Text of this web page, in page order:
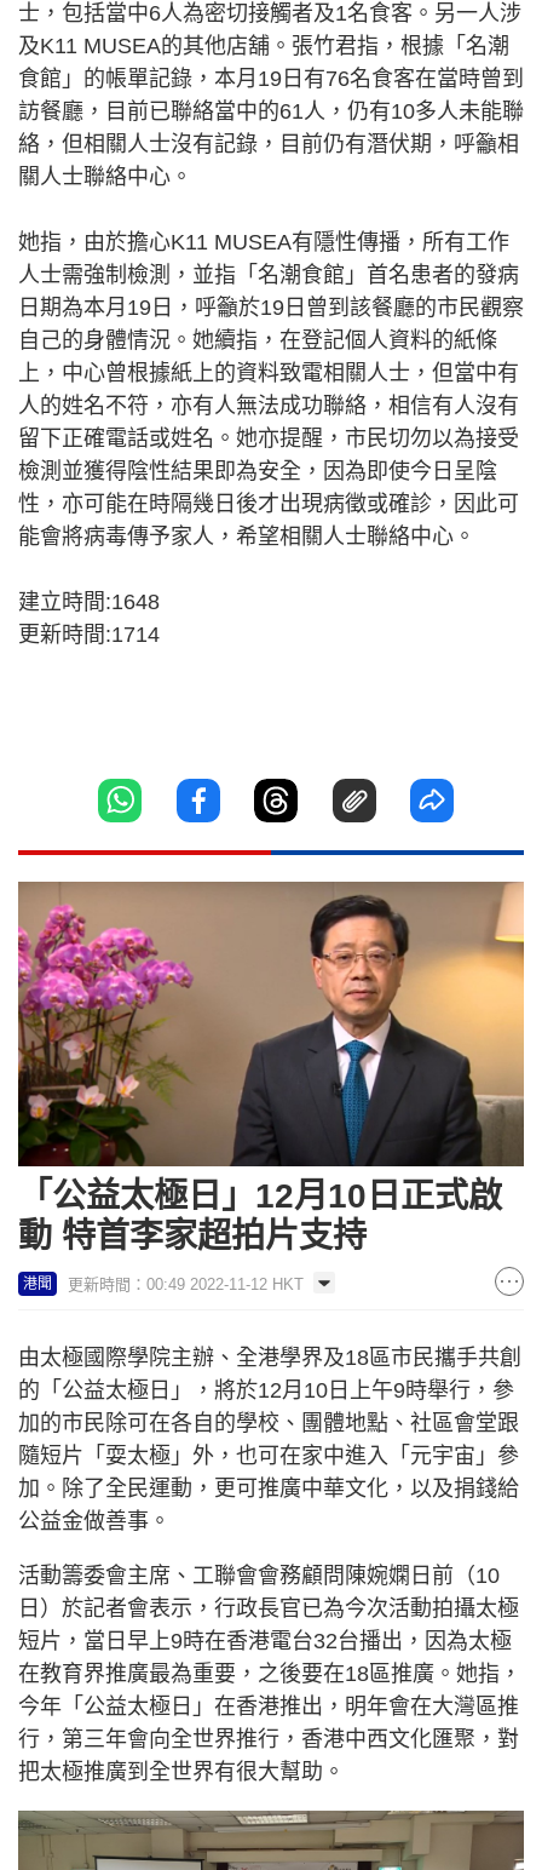
士，包括當中6人為密切接觸者及1名食客。另一人涉
及K11 MUSEA的其他店舖。張竹君指，根據「名潮
食館」的帳單記錄，本月19日有76名食客在當時曾到
訪餐廳，目前已聯絡當中的61人，仍有10多人未能聯
絡，但相關人士沒有記錄，目前仍有潛伏期，呼籲相
關人士聯絡中心。
她指，由於擔心K11 MUSEA有隱性傳播，所有工作
人士需強制檢測，並指「名潮食館」首名患者的發病
日期為本月19日，呼籲於19日曾到該餐廳的市民觀察
自己的身體情況。她續指，在登記個人資料的紙條
上，中心曾根據紙上的資料致電相關人士，但當中有
人的姓名不符，亦有人無法成功聯絡，相信有人沒有
留下正確電話或姓名。她亦提醒，市民切勿以為接受
檢測並獲得陰性結果即為安全，因為即使今日呈陰
性，亦可能在時隔幾日後才出現病徵或確診，因此可
能會將病毒傳予家人，希望相關人士聯絡中心。
建立時間:1648
更新時間:1714
「公益太極日」12月10日正式啟
動 特首李家超拍片支持
港聞 更新時間：00:49 2022-11-12 HKT
由太極國際學院主辦、全港學界及18區市民攜手共創
的「公益太極日」，將於12月10日上午9時舉行，參
加的市民除可在各自的學校、團體地點、社區會堂跟
隨短片「耍太極」外，也可在家中進入「元宇宙」參
加。除了全民運動，更可推廣中華文化，以及捐錢給
公益金做善事。
活動籌委會主席、工聯會會務顧問陳婉嫻日前（10
日）於記者會表示，行政長官已為今次活動拍攝太極
短片，當日早上9時在香港電台32台播出，因為太極
在教育界推廣最為重要，之後要在18區推廣。她指，
今年「公益太極日」在香港推出，明年會在大灣區推
行，第三年會向全世界推行，香港中西文化匯聚，對
把太極推廣到全世界有很大幫助。